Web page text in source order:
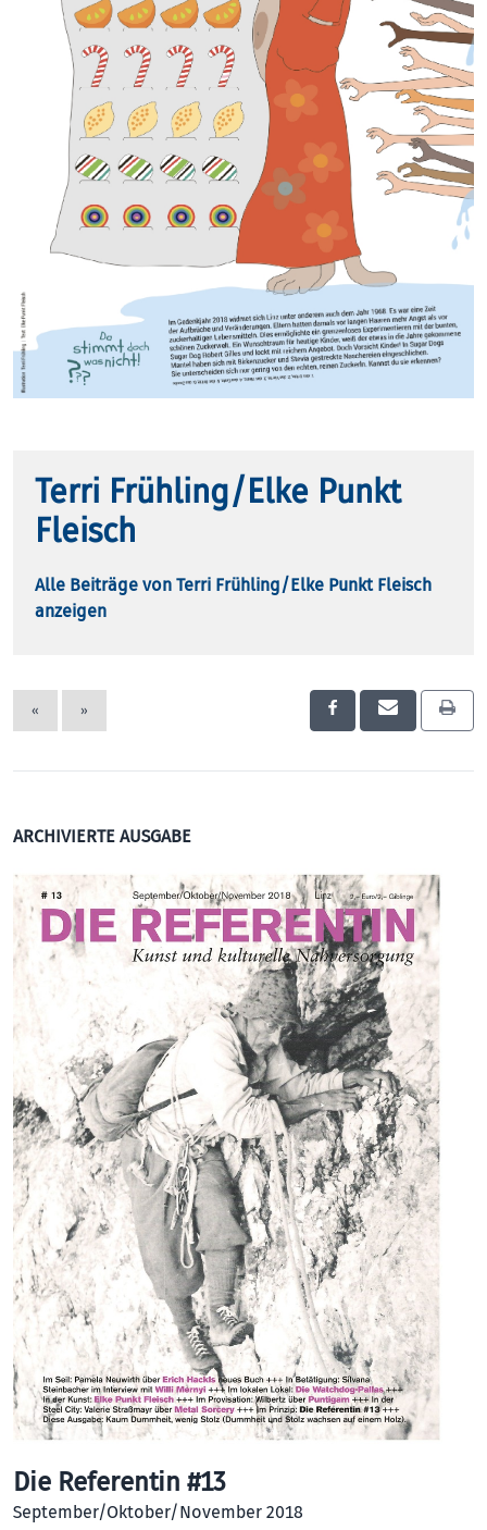
Terri Frühling/Elke Punkt
Fleisch
Alle Beiträge von Terri Frühling/Elke Punkt Fleisch
anzeigen
« »
ARCHIVIERTE AUSGABE
Die Referentin #13
September/Oktober/November 2018